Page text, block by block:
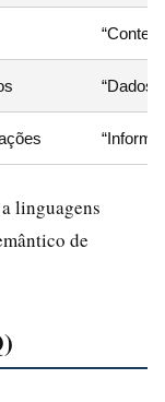
“Dados
linguagens
de